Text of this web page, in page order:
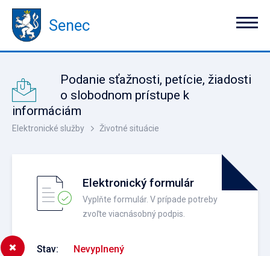
Senec
Podanie sťažnosti, petície, žiadosti
o slobodnom prístupe k
informáciám
Elektronické služby Životné situácie
Elektronický formulár
Vyplňte formulár. V prípade potreby
zvoľte viacnásobný podpis.
Stav: Nevyplnený